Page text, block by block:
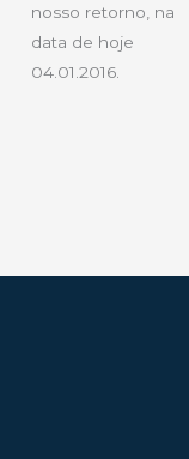
nosso retorno, na
data de hoje
04.01.2016.